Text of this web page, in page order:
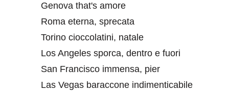
Genova that's amore
Roma eterna, sprecata
Torino cioccolatini, natale
Los Angeles sporca, dentro e fuori
San Francisco immensa, pier
Las Vegas baraccone indimenticabile